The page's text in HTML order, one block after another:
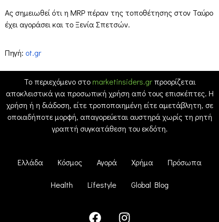
Ας σημειωθεί ότι η MRP πέραν της τοποθέτησης στον Ταύρο
έχει αγοράσει και το Ξενία Σπετσών.
Πηγή: ot.gr
Το περιεχόμενο στοmarketinsiders.grπροορίζεται
αποκλειστικά για προσωπική χρήση από τους επισκέπτες. Η
χρήση ή η διάδοση, είτε τροποποιημένη είτε αμετάβλητη, σε
οποιαδήποτε μορφή, απαγορεύεται αυστηρά χωρίς τη ρητή
γραπτή συγκατάθεση του εκδότη.
Ελλάδα Κόσμος Αγορά Χρήμα Πρόσωπα
Health Lifestyle Global Blog